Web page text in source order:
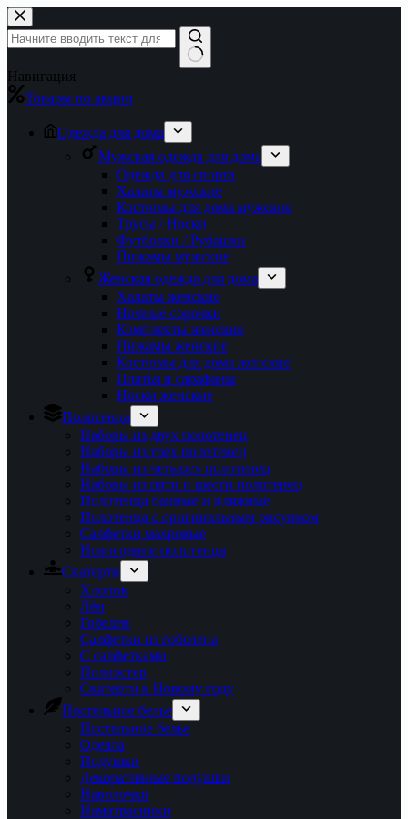
Перейти
к
сути
Ничего
не
найдено
Навигация
Товары по акции
Одежда для дома
Мужская одежда для дома
Одежда для спорта
Халаты мужские
Костюмы для дома мужские
Трусы / Носки
Футболки / Рубашки
Пижамы мужские
Женская одежда для дома
Халаты женские
Ночные сорочки
Комплекты женские
Пижамы женские
Костюмы для дома женские
Платья и сарафаны
Носки женские
Полотенца
Наборы из двух полотенец
Наборы из трех полотенец
Наборы из четырех полотенец
Наборы из пяти и шести полотенец
Полотенца банные и пляжные
Полотенца с оригинальным рисунком
Салфетки махровые
Новогодние полотенца
Скатерти
Хлопок
Лён
Гобелен
Салфетки из гобелена
С салфетками
Полиэстер
Скатерти к Новому году
Постельное белье
Постельное белье
Одеяла
Подушки
Декоративные подушки
Наволочки
Наматрасники